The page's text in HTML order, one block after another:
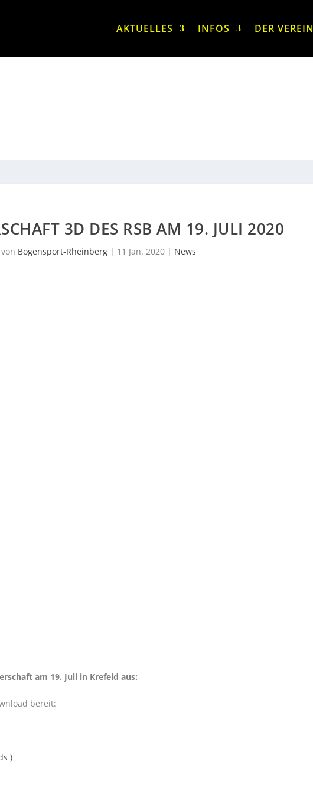
AKTUELLES INFOS DER VEREIN
3D DES RSB AM 19. JULI 2020
Bogensport-Rheinberg| 11 Jan. 2020| News
am 19. Juli in Krefeld aus:
bereit:
)